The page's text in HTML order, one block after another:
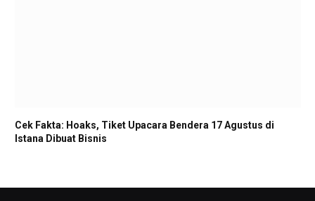
Cek Fakta: Hoaks, Tiket Upacara Bendera 17 Agustus di
Istana Dibuat Bisnis